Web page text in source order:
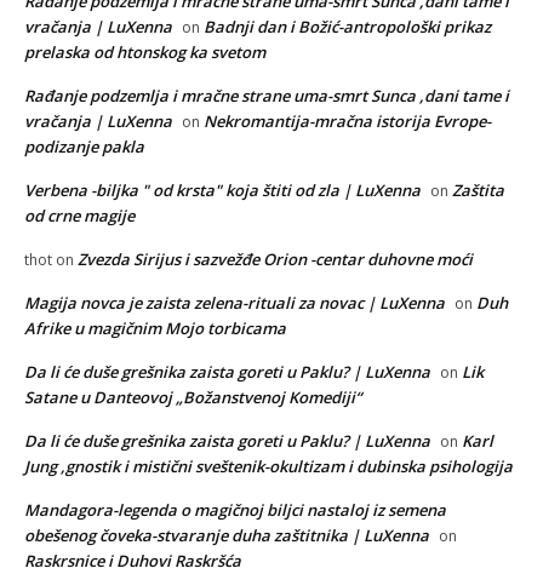
vračanja | LuXenna on Badnji dan i Božić-antropološki prikaz
prelaska od htonskog ka svetom
Rađanje podzemlja i mračne strane uma-smrt Sunca ,dani tame i
vračanja | LuXenna on Nekromantija-mračna istorija Evrope-
podizanje pakla
Verbena -biljka " od krsta" koja štiti od zla | LuXenna on Zaštita
od crne magije
thot on Zvezda Sirijus i sazvežđe Orion -centar duhovne moći
Magija novca je zaista zelena-rituali za novac | LuXenna on Duh
Afrike u magičnim Mojo torbicama
Da li će duše grešnika zaista goreti u Paklu? | LuXenna on Lik
Satane u Danteovoj „Božanstvenoj Komediji“
Da li će duše grešnika zaista goreti u Paklu? | LuXenna on Karl
Jung ,gnostik i mistični sveštenik-okultizam i dubinska psihologija
Mandagora-legenda o magičnoj biljci nastaloj iz semena
obešenog čoveka-stvaranje duha zaštitnika | LuXenna on
Raskrsnice i Duhovi Raskršća